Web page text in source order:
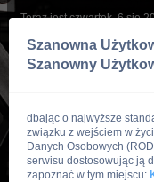
Teraz jest czwartek, 6 sie
Szanowna
Szanowny
dbając o najwyższe
związku z wejściem w
Danych Osobowych
serwisu dostosowując ją
zapoznać w tym miejscu: